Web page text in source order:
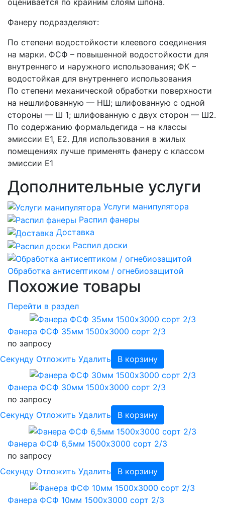
оценивается по крайним слоям шпона.
Фанеру подразделяют:
По степени водостойкости клеевого соединения
на марки. ФСФ – повышенной водостойкости для
внутреннего и наружного использования; ФК –
водостойкая для внутреннего использования
По степени механической обработки поверхности
на нешлифованную — НШ; шлифованную с одной
стороны — Ш 1; шлифованную с двух сторон — Ш2.
По содержанию формальдегида – на классы
эмиссии Е1, Е2. Для использования в жилых
помещениях лучше применять фанеру с классом
эмиссии Е1
Дополнительные услуги
Услуги манипулятора
Распил фанеры
Доставка
Распил доски
Обработка антисептиком / огнебиозащитой
Похожие товары
Перейти в раздел
Фанера ФСФ 35мм 1500х3000 сорт 2/3
по запросу
Cекунду Отложить Удалить В корзину
Фанера ФСФ 30мм 1500х3000 сорт 2/3
по запросу
Cекунду Отложить Удалить В корзину
Фанера ФСФ 6,5мм 1500х3000 сорт 2/3
по запросу
Cекунду Отложить Удалить В корзину
Фанера ФСФ 10мм 1500х3000 сорт 2/3